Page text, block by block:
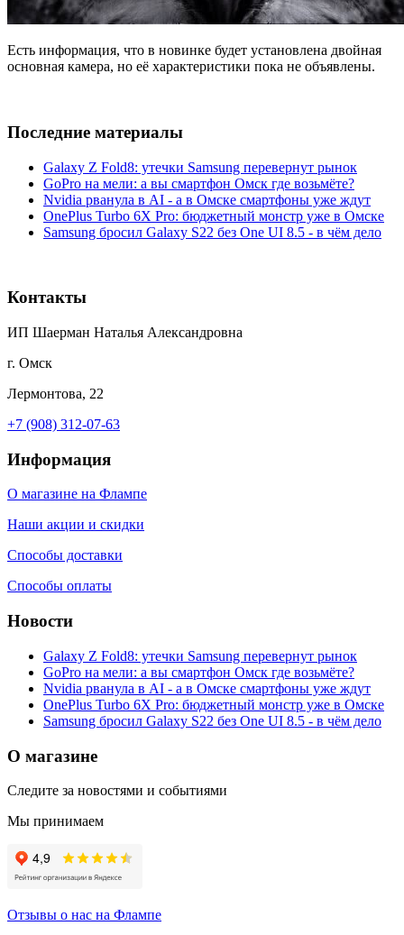
Есть информация, что в новинке будет установлена двойная
основная камера, но её характеристики пока не объявлены.
Последние материалы
Galaxy Z Fold8: утечки Samsung перевернут рынок
GoPro на мели: а вы смартфон Омск где возьмёте?
Nvidia рванула в AI - а в Омске смартфоны уже ждут
OnePlus Turbo 6X Pro: бюджетный монстр уже в Омске
Samsung бросил Galaxy S22 без One UI 8.5 - в чём дело
Контакты
ИП Шаерман Наталья Александровна
г. Омск
Лермонтова, 22
+7 (908) 312-07-63
Информация
О магазине на Флампе
Наши акции и скидки
Способы доставки
Способы оплаты
Новости
Galaxy Z Fold8: утечки Samsung перевернут рынок
GoPro на мели: а вы смартфон Омск где возьмёте?
Nvidia рванула в AI - а в Омске смартфоны уже ждут
OnePlus Turbo 6X Pro: бюджетный монстр уже в Омске
Samsung бросил Galaxy S22 без One UI 8.5 - в чём дело
О магазине
Следите за новостями и событиями
Мы принимаем
Отзывы о нас на Флампе